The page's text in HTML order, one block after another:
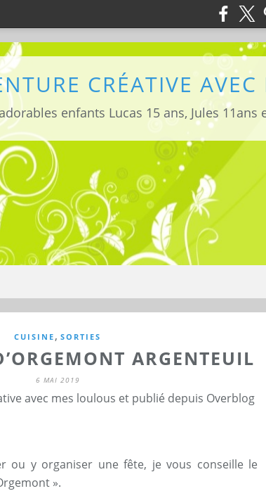
CRÉATIVE
CUISINE , SORTIES
ARGENTEUIL
6 MAI 2019
avec mes loulous et publié depuis Overblog
ou y organiser une fête, je vous conseille le
».